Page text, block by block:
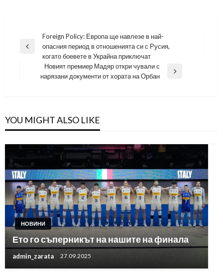
Навигация
Previous
Foreign Policy: Европа ще навлезе в най-
опасния период в отношенията си с Русия,
когато боевете в Украйна приключат
Next
Новият премиер Мадяр откри чували с
нарязани документи от хората на Орбан
YOU MIGHT ALSO LIKE
НОВИНИ
Ето го съперникът на нашите на финала
admin_zarata 27.09.2025